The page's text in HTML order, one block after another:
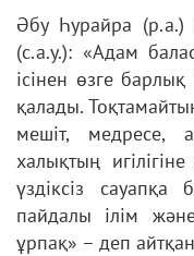
Әбу Һурайра (р.а.)
(с.а.у.): «Адам
ісінен өзге
қалады.
мешіт, медресе,
халықтың
үздіксіз сауапқа
пайдалы ілім
ұрпақ» – деп